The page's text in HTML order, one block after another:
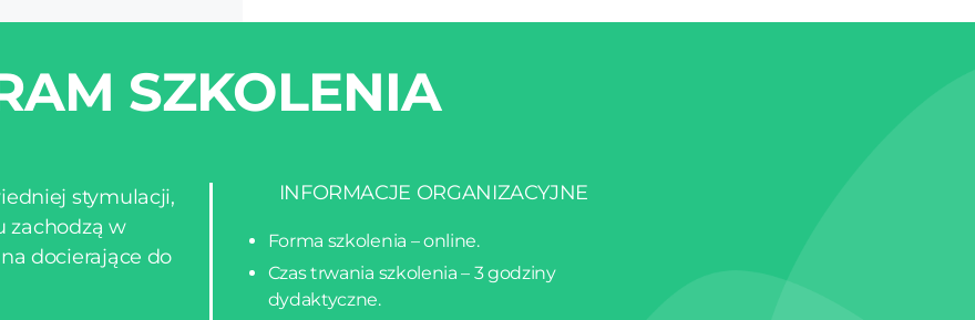
SZKOLENIA
stymulacji,
zachodzą w
docierające do
INFORMACJE ORGANIZACYJNE
Forma szkolenia – online.
Czas trwania szkolenia – 3 godziny
dydaktyczne.